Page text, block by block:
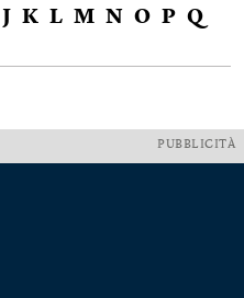
J K L M N O P Q
PUBBLICITÀ